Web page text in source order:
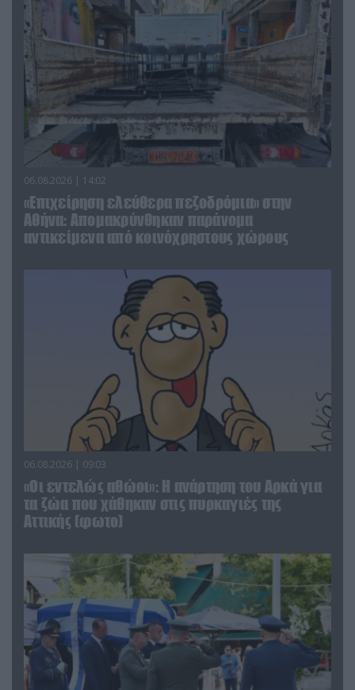
06.08.2026 | 14:02
«Επιχείρηση ελεύθερα πεζοδρόμια» στην
Αθήνα: Απομακρύνθηκαν παράνομα
αντικείμενα από κοινόχρηστους χώρους
06.08.2026 | 09:03
«Οι εντελώς αθώοι»: Η ανάρτηση του Αρκά για
τα ζώα που χάθηκαν στις πυρκαγιές της
Αττικής (φωτο)